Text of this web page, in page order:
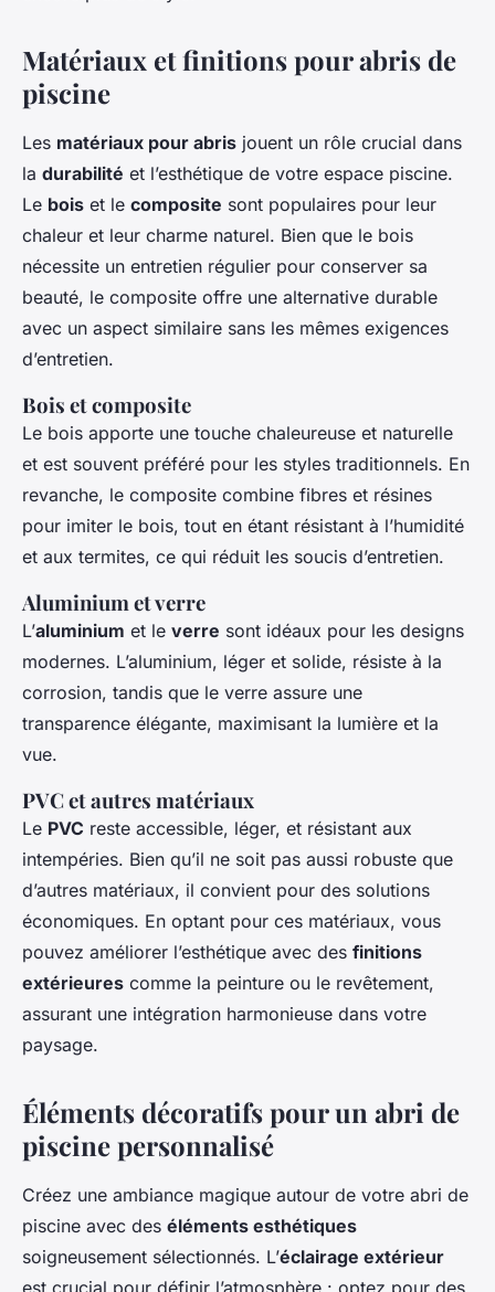
Matériaux et finitions pour abris de
piscine
Les matériaux pour abris jouent un rôle crucial dans
la durabilité et l’esthétique de votre espace piscine.
Le bois et le composite sont populaires pour leur
chaleur et leur charme naturel. Bien que le bois
nécessite un entretien régulier pour conserver sa
beauté, le composite offre une alternative durable
avec un aspect similaire sans les mêmes exigences
d’entretien.
Bois et composite
Le bois apporte une touche chaleureuse et naturelle
et est souvent préféré pour les styles traditionnels. En
revanche, le composite combine fibres et résines
pour imiter le bois, tout en étant résistant à l’humidité
et aux termites, ce qui réduit les soucis d’entretien.
Aluminium et verre
L’aluminium et le verre sont idéaux pour les designs
modernes. L’aluminium, léger et solide, résiste à la
corrosion, tandis que le verre assure une
transparence élégante, maximisant la lumière et la
vue.
PVC et autres matériaux
Le PVC reste accessible, léger, et résistant aux
intempéries. Bien qu’il ne soit pas aussi robuste que
d’autres matériaux, il convient pour des solutions
économiques. En optant pour ces matériaux, vous
pouvez améliorer l’esthétique avec des finitions
extérieures comme la peinture ou le revêtement,
assurant une intégration harmonieuse dans votre
paysage.
Éléments décoratifs pour un abri de
piscine personnalisé
Créez une ambiance magique autour de votre abri de
piscine avec des éléments esthétiques
soigneusement sélectionnés. L’éclairage extérieur